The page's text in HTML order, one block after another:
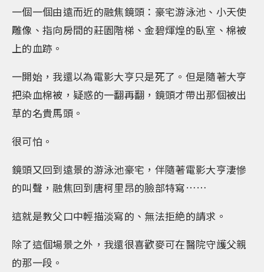
一個一個由遠而近的融焦鏡頭：豪宅游泳池、小天使
雕像、指向房間的莊園階梯、金碧煇煌的臥室、棉被
上的血跡。
一開始，我還以為電影大亨只是死了。但是隨著大亨
把染血棉被，疑惑的一翻再翻，鏡頭才帶出那個被出
草的名貴馬頭。
很可怕。
鏡頭又回到遠景的游泳池豪宅，伴隨著電影大亨淒慘
的叫聲，融焦回到唐柯里昂的臉部特寫……
這就是教父口中輕描淡寫的、無法拒絶的請求。
除了這個場景之外，我還很喜歡麥可在醫院守護父親
的那一段。